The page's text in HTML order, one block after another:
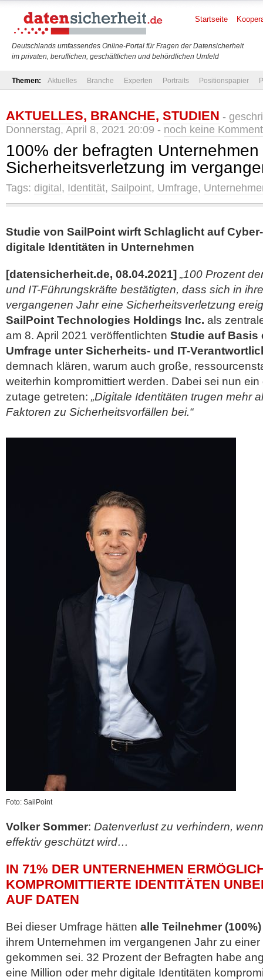
Deutschlands umfassendes Online-Portal für Fragen der Datensicherheit
im privaten, beruflichen, geschäftlichen und behördlichen Umfeld
Startseite
Themen: Aktuelles Branche Experten Portraits Positionspapier
AKTUELLES, BRANCHE, STUDIEN -
Donnerstag, April 8, 2021 20:09 - noch keine
100% der befragten
Sicherheitsverletzung im
Tags: digital , Identität, Sailpoint, Umfrage,
Studie von SailPoint wirft Schlaglicht auf
digitale Identitäten in Unternehmen
[datensicherheit.de, 08.04.2021] „100 Prozent
und IT-Führungskräfte bestätigten, dass sich in
vergangenen Jahr eine Sicherheitsverletzung
SailPoint Technologies Holdings Inc. als
am 8. April 2021 veröffentlichten Studie auf Basis
Umfrage unter Sicherheits- und IT-
demnach klären, warum auch große,
weiterhin kompromittiert werden. Dabei sei nun
zutage getreten: „Digitale Identitäten trugen mehr
Faktoren zu Sicherheitsvorfällen bei.“
Foto: SailPoint
Volker Sommer: Datenverlust zu verhindern,
effektiv geschützt wird…
IN 71% DER UNTERNEHMEN
KOMPROMITTIERTE IDENTITÄTEN
AUF DATEN
Bei dieser Umfrage hätten alle Teilnehmer
ihrem Unternehmen im vergangenen Jahr zu
gekommen sei. 32 Prozent der Befragten habe
eine Million oder mehr digitale Identitäten